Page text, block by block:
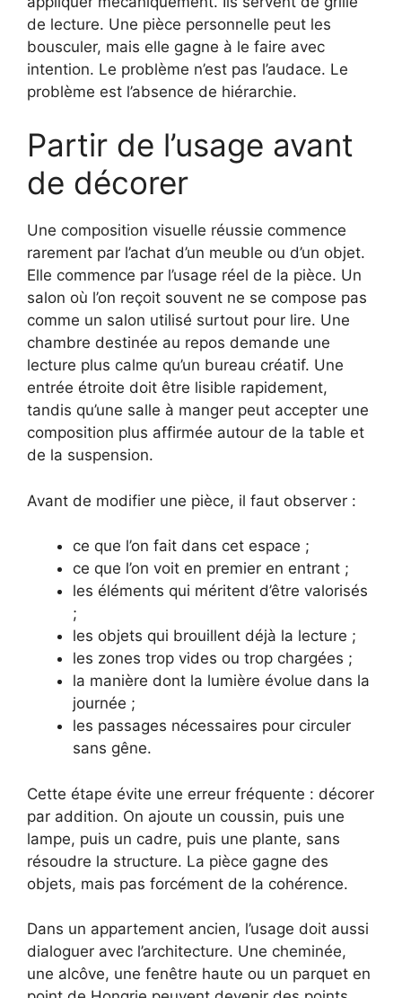
de lecture. Une pièce personnelle peut les
bousculer, mais elle gagne à le faire avec
intention. Le problème n’est pas l’audace. Le
problème est l’absence de hiérarchie.
Partir de l’usage avant
de décorer
Une composition visuelle réussie commence
rarement par l’achat d’un meuble ou d’un objet.
Elle commence par l’usage réel de la pièce. Un
salon où l’on reçoit souvent ne se compose pas
comme un salon utilisé surtout pour lire. Une
chambre destinée au repos demande une
lecture plus calme qu’un bureau créatif. Une
entrée étroite doit être lisible rapidement,
tandis qu’une salle à manger peut accepter une
composition plus affirmée autour de la table et
de la suspension.
Avant de modifier une pièce, il faut observer :
ce que l’on fait dans cet espace ;
ce que l’on voit en premier en entrant ;
les éléments qui méritent d’être valorisés
;
les objets qui brouillent déjà la lecture ;
les zones trop vides ou trop chargées ;
la manière dont la lumière évolue dans la
journée ;
les passages nécessaires pour circuler
sans gêne.
Cette étape évite une erreur fréquente : décorer
par addition. On ajoute un coussin, puis une
lampe, puis un cadre, puis une plante, sans
résoudre la structure. La pièce gagne des
objets, mais pas forcément de la cohérence.
Dans un appartement ancien, l’usage doit aussi
dialoguer avec l’architecture. Une cheminée,
une alcôve, une fenêtre haute ou un parquet en